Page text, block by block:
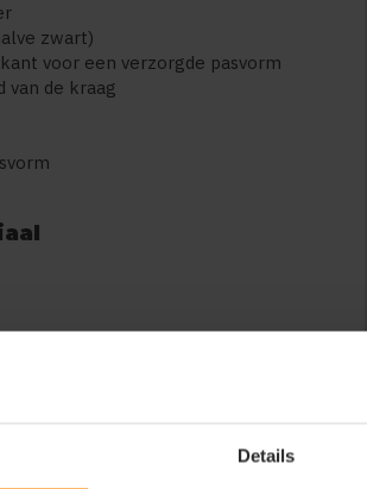
Details
zwart)
voor een verzorgde pasvorm
van de kraag
zwart)